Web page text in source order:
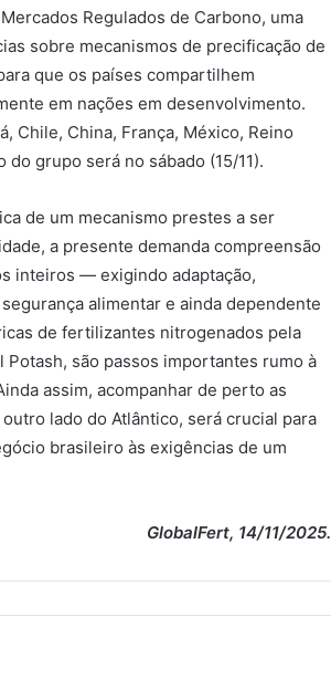
Regulados de Carbono, uma
sobre mecanismos de precificação de
que os países compartilhem
em nações em desenvolvimento.
Chile, China, França, México, Reino
grupo será no sábado (15/11).
de um mecanismo prestes a ser
a presente demanda compreensão
inteiros — exigindo adaptação,
alimentar e ainda dependente
de fertilizantes nitrogenados pela
são passos importantes rumo à
assim, acompanhar de perto as
lado do Atlântico, será crucial para
brasileiro às exigências de um
GlobalFert, 14/11/2025.